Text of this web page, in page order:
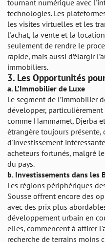
tournant numérique avec
technologies. Les
les visites virtuelles et les
l'achat, la vente et la
seulement de rendre le
rapide, mais aussi d’élargir
immobiliers.
3. Les Opportunités
a. L’Immobilier de Luxe
Le segment de l’immobilier
développer,
comme Hammamet, Djerba
étrangère toujours présente,
d'investissement
acheteurs fortunés, malgré
du pays.
b. Investissements dans les
Les régions périphériques
Sousse offrent encore des
avec des prix plus
développement urbain en
elles, commencent à attirer
recherche de terrains moins